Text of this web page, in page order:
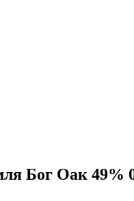
Бог Оак 49%